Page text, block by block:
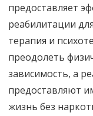
предоставляет
реабилитации
терапия и
преодолеть
зависимость, а
предоставляют
жизнь без